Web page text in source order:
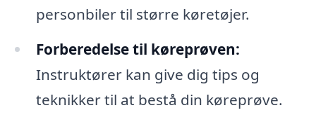
personbiler til større køretøjer.
Forberedelse til køreprøven:
Instruktører kan give dig tips og
teknikker til at bestå din køreprøve.